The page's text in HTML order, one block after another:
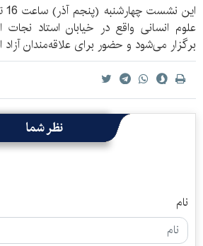
علوم انسانی واقع در خیابان استاد
برگزار می‌شود و حضور برای علاقه‌مندان
نظر شما
نام